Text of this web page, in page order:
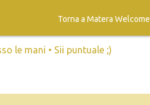
Torna a Matera Welcome
le mani • Sii puntuale ;)